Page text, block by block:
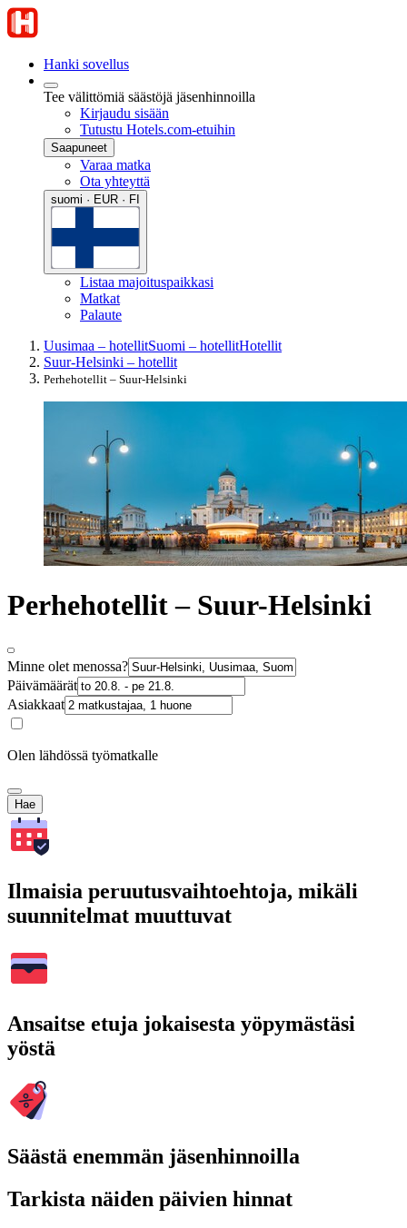
Hanki sovellus
Tee välittömiä säästöjä jäsenhinnoilla
Kirjaudu sisään
Tutustu Hotels.com-etuihin
Saapuneet
Varaa matka
Ota yhteyttä
suomi · EUR · FI
Listaa majoituspaikkasi
Matkat
Palaute
Uusimaa – hotellitSuomi – hotellitHotellit
Suur-Helsinki – hotellit
Perhehotellit – Suur-Helsinki
Perhehotellit – Suur-Helsinki
Minne olet menossa?
Päivämäärät
Asiakkaat
Olen lähdössä työmatkalle
Hae
Ilmaisia peruutusvaihtoehtoja, mikäli
suunnitelmat muuttuvat
Ansaitse etuja jokaisesta yöpymästäsi
yöstä
Säästä enemmän jäsenhinnoilla
Tarkista näiden päivien hinnat